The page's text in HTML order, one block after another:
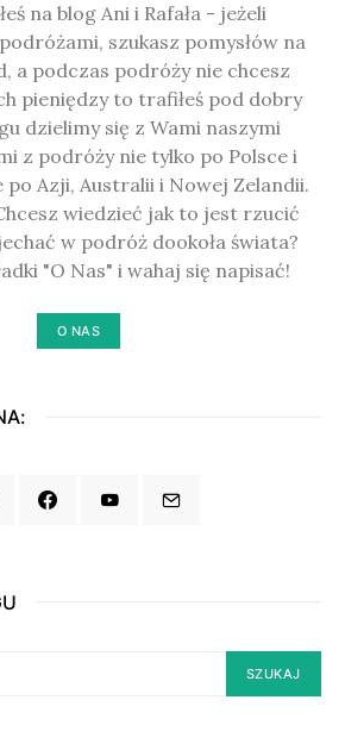
na blog Ani i Rafała - jeżeli
szukasz pomysłów na
a podczas podróży nie chcesz
pieniędzy to trafiłeś pod dobry
dzielimy się z Wami naszymi
z podróży nie tylko po Polsce i
po Azji, Australii i Nowej Zelandii.
wiedzieć jak to jest rzucić
w podróż dookoła świata?
"O Nas" i wahaj się napisać!
O NAS
SZUKAJ